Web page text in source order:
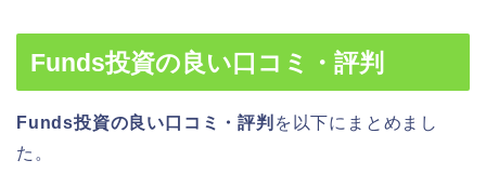
Funds投資の良い口コミ・評判
Funds投資の良い口コミ・評判 を以下にまとめまし
た。